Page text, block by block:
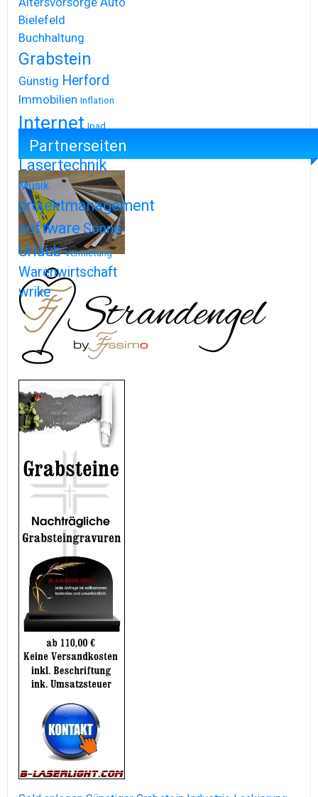
Altersvorsorge Auto
Bielefeld
Buchhaltung
Grabstein
Günstig Herford
Immobilien Inflation
Internet Ipad
Iphone
Lasertechnik
Musik
projektmanagement
softwareSonne
Urlaub Vermietung
Warenwirtschaft
wrike
Partnerseiten